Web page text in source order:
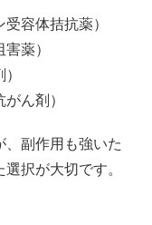
容体拮抗薬）
薬）
ん剤）
、副作用も強いた
択が大切です。